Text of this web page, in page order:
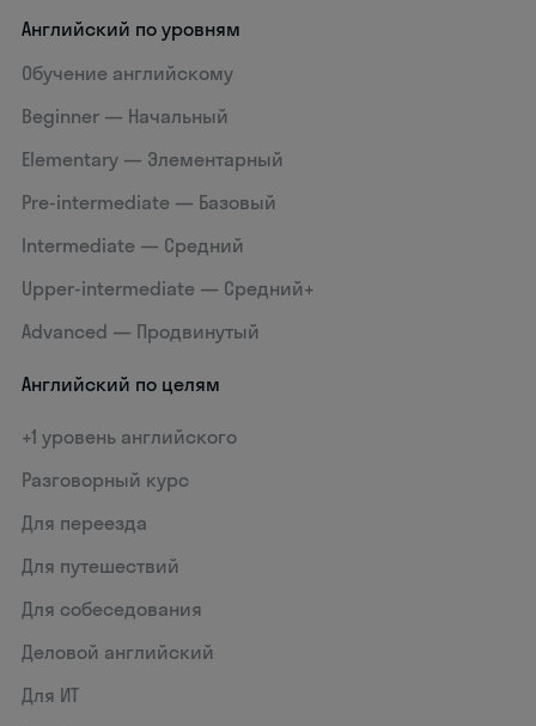
Английский по уровням
Обучение английскому
Beginner — Начальный
Elementary — Элементарный
Pre-intermediate — Базовый
Intermediate — Средний
Upper-intermediate — Средний+
Advanced — Продвинутый
Английский по целям
+1 уровень английского
Разговорный курс
Для переезда
Для путешествий
Для собеседования
Деловой английский
Для ИТ